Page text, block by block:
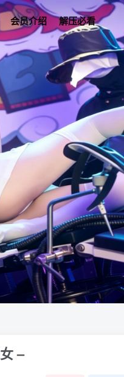
会员介绍 解压必看
–